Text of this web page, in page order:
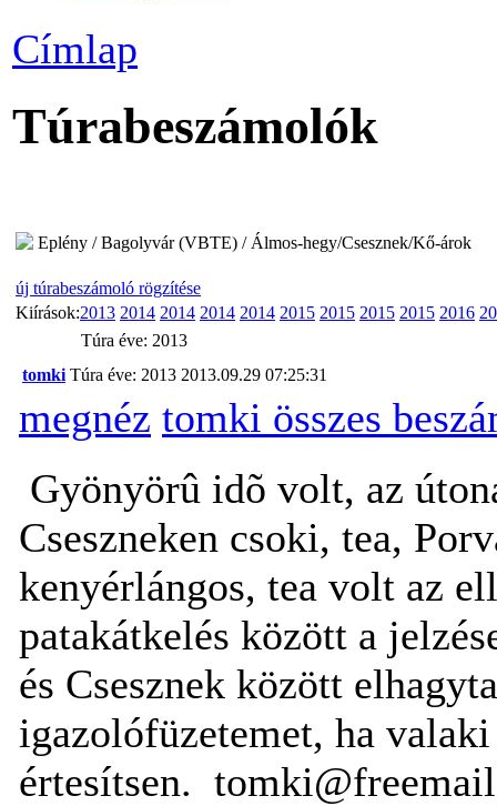
Címlap
Túrabeszámolók
Eplény / Bagolyvár (VBTE) / Álmos-hegy/Csesznek/Kő-árok
új túrabeszámoló rögzítése
Kiírások:2013 2014 2014 2014 2014 2015 2015 2015 2015 2016
Túra éve: 2013
tomki Túra éve: 2013 2013.09.29 07:25:31
megnéz tomki összes
Gyönyörû idõ volt, az
Cseszneken csoki, tea,
kenyérlángos, tea volt az
patakátkelés között a
és Csesznek között
igazolófüzetemet, ha
értesítsen.